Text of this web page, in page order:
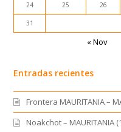
24 25 26
31
« Nov
Entradas recientes
Frontera MAURITANIA –
Noakchot – MAURITANIA